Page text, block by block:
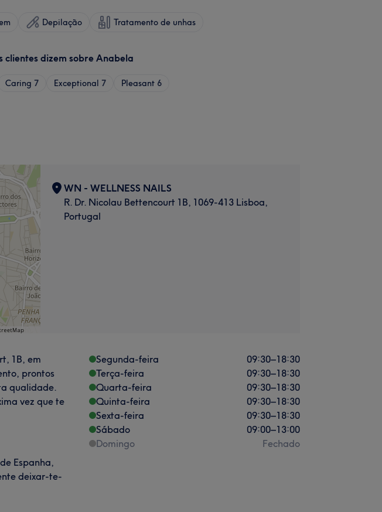
Depilação Tratamento de unhas
clientes dizem sobre Anabela
Caring 7 Exceptional 7 Pleasant 6
WN - WELLNESS NAILS
R. Dr. Nicolau Bettencourt 1B, 1069-413 Lisboa,
Portugal
1B, em
prontos
qualidade.
vez que te
Espanha,
deixar-te-
Segunda-feira 09:30–18:30
Terça-feira
09:30–18:30
Quarta-feira
09:30–18:30
Quinta-feira
09:30–18:30
Sexta-feira
09:30–18:30
Sábado
09:00–13:00
Domingo
Fechado